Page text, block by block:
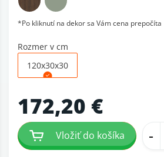
Rozmer v cm
120x30x30
*Po kliknutí na dekor sa Vám cena prepočíta
172,20 €
Vložiť do košíka -